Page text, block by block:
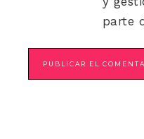
parte